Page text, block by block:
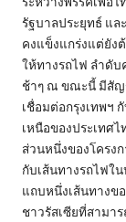
รัฐบาลประยุทธ์ แล
คงแข็งแกร่งแต่ยัง
ให้ทางรถไฟ ลำดั
ช้าๆ ณ ขณะนี้ มีสัญ
เชื่อมต่อกรุงเทพฯ
เหนือของประเทศ
ส่วนหนึ่งของโครง
กับเส้นทางรถไฟใ
แถบหนึ่งเส้นทางข
ชาวรัสเซียที่สามา